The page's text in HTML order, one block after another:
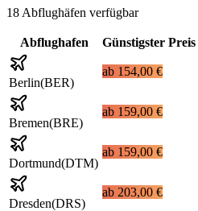
18 Abflughäfen verfügbar
Abflughafen Günstigster Preis
Berlin(BER)
ab 154,00 €
Bremen(BRE)
ab 159,00 €
Dortmund(DTM)
ab 159,00 €
Dresden(DRS)
ab 203,00 €